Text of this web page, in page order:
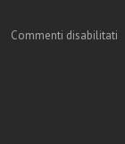
Commenti disabilitati